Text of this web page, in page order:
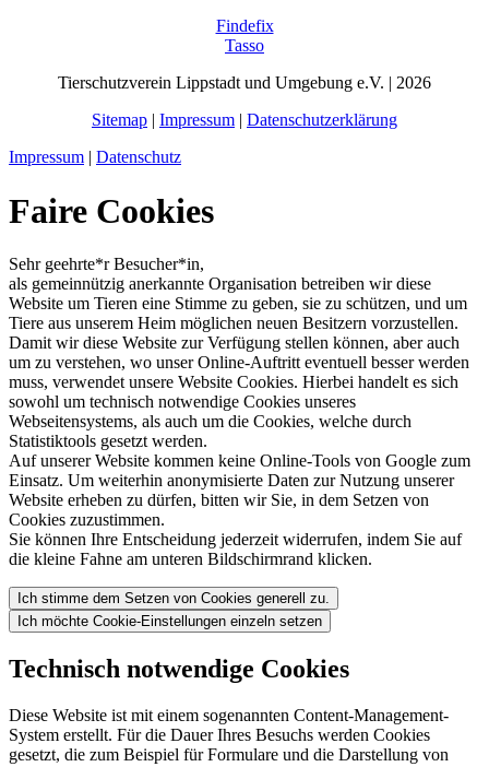
Findefix
Tasso
Tierschutzverein Lippstadt und Umgebung e.V. | 2026
Sitemap | Impressum | Datenschutzerklärung
Impressum | Datenschutz
Faire Cookies
Sehr geehrte*r Besucher*in,
als gemeinnützig anerkannte Organisation betreiben wir diese
Website um Tieren eine Stimme zu geben, sie zu schützen, und um
Tiere aus unserem Heim möglichen neuen Besitzern vorzustellen.
Damit wir diese Website zur Verfügung stellen können, aber auch
um zu verstehen, wo unser Online-Auftritt eventuell besser werden
muss, verwendet unsere Website Cookies. Hierbei handelt es sich
sowohl um technisch notwendige Cookies unseres
Webseitensystems, als auch um die Cookies, welche durch
Statistiktools gesetzt werden.
Auf unserer Website kommen keine Online-Tools von Google zum
Einsatz. Um weiterhin anonymisierte Daten zur Nutzung unserer
Website erheben zu dürfen, bitten wir Sie, in dem Setzen von
Cookies zuzustimmen.
Sie können Ihre Entscheidung jederzeit widerrufen, indem Sie auf
die kleine Fahne am unteren Bildschirmrand klicken.
Ich stimme dem Setzen von Cookies generell zu.
Ich möchte Cookie-Einstellungen einzeln setzen
Technisch notwendige Cookies
Diese Website ist mit einem sogenannten Content-Management-
System erstellt. Für die Dauer Ihres Besuchs werden Cookies
gesetzt, die zum Beispiel für Formulare und die Darstellung von